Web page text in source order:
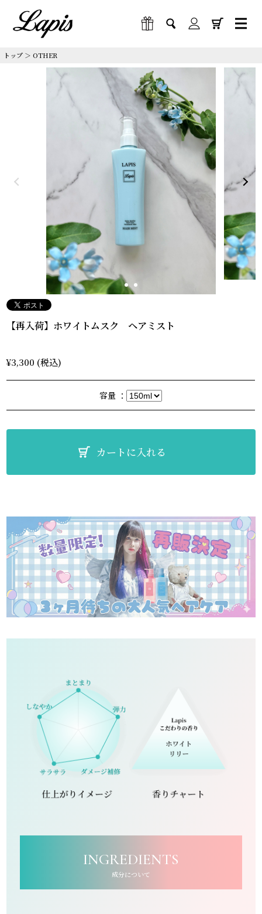
トップ ＞ OTHER
【再入荷】ホワイトムスク ヘアミスト
¥3,300 (税込)
容量 ：
カートに入れる
INGREDIENTS
成分について